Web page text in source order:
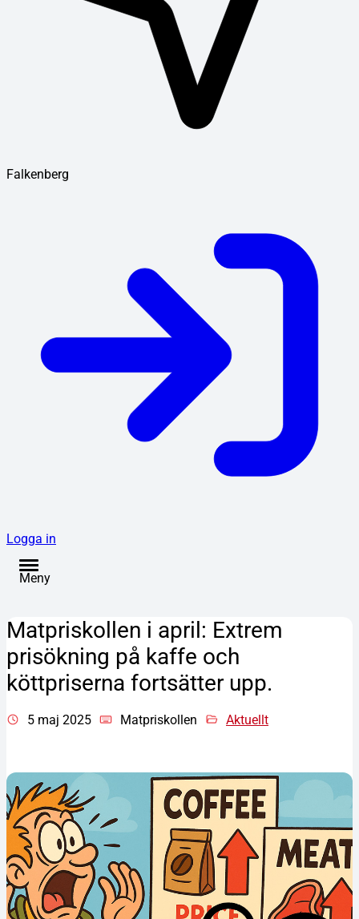
Falkenberg
Logga in
Meny
Matpriskollen i april: Extrem
prisökning på kaffe och
köttpriserna fortsätter upp.
5 maj 2025 Matpriskollen Aktuellt